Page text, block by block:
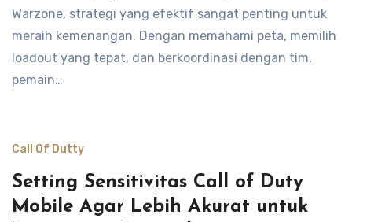
Warzone, strategi yang efektif sangat penting untuk
meraih kemenangan. Dengan memahami peta, memilih
loadout yang tepat, dan berkoordinasi dengan tim,
pemain…
Call Of Dutty
Setting Sensitivitas Call of Duty
Mobile Agar Lebih Akurat untuk